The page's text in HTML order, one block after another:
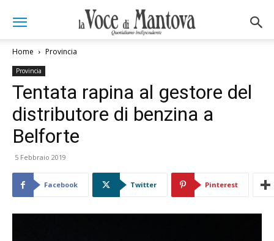
Home Provincia
Provincia
Tentata rapina al gestore del
distributore di benzina a
Belforte
5 Febbraio 2019
Facebook Twitter Pinterest